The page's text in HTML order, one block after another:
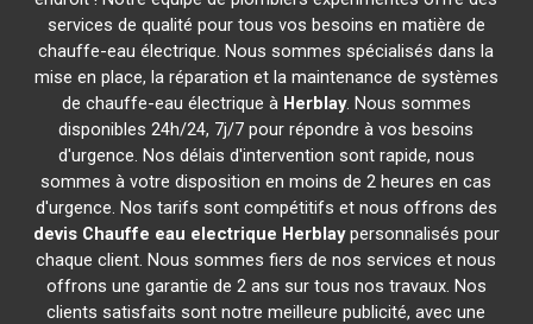
services de qualité pour tous vos besoins en matière de
chauffe-eau électrique. Nous sommes spécialisés dans la
mise en place, la réparation et la maintenance de systèmes
de chauffe-eau électrique à Herblay. Nous sommes
disponibles 24h/24, 7j/7 pour répondre à vos besoins
d'urgence. Nos délais d'intervention sont rapide, nous
sommes à votre disposition en moins de 2 heures en cas
d'urgence. Nos tarifs sont compétitifs et nous offrons des
devis Chauffe eau electrique Herblaypersonnalisés pour
chaque client. Nous sommes fiers de nos services et nous
offrons une garantie de 2 ans sur tous nos travaux. Nos
clients satisfaits sont notre meilleure publicité, avec une